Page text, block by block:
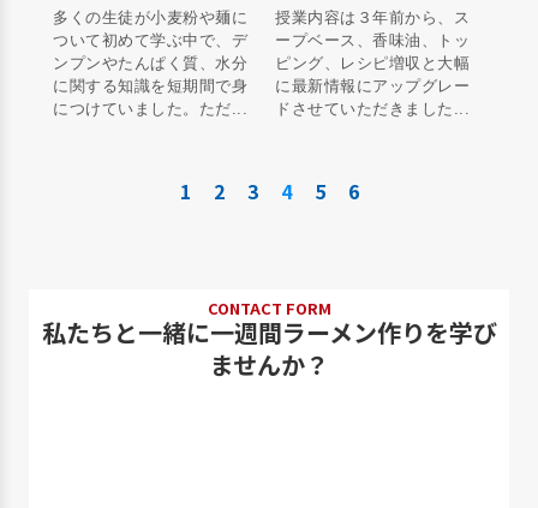
多くの生徒が小麦粉や麺に
ついて初めて学ぶ中で、デ
ンプンやたんぱく質、水分
に関する知識を短期間で身
につけていました。ただ...
授業内容は３年前から、ス
ープベース、香味油、トッ
ピング、レシピ増収と大幅
に最新情報にアップグレー
ドさせていただきました...
1 2 3 4 5 6
CONTACT FORM
私たちと一緒に一週間ラーメン作りを学び
ませんか？